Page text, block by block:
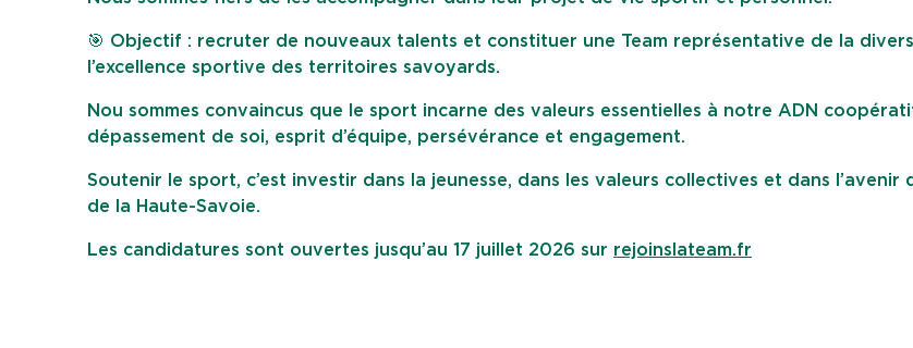
🎯 Objectif : recruter de nouveaux talents et constituer une Team représentative de la
l’excellence sportive des territoires savoyards.
Nou sommes convaincus que le sport incarne des valeurs essentielles à notre ADN
dépassement de soi, esprit d’équipe, persévérance et engagement.
Soutenir le sport, c’est investir dans la jeunesse, dans les valeurs collectives et dans l’avenir
de la Haute-Savoie.
Les candidatures sont ouvertes jusqu’au 17 juillet 2026 sur rejoinslateam.fr